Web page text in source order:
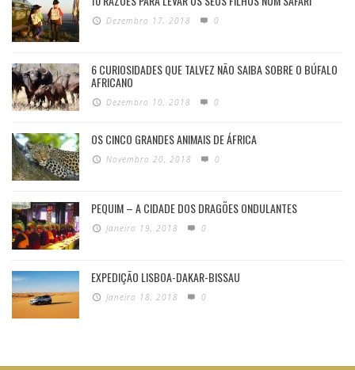
Dezembro 17, 2018 0
6 CURIOSIDADES QUE TALVEZ NÃO SAIBA SOBRE O BÚFALO
AFRICANO
Dezembro 10, 2018 0
OS CINCO GRANDES ANIMAIS DE ÁFRICA
Novembro 20, 2018 0
PEQUIM – A CIDADE DOS DRAGÕES ONDULANTES
Janeiro 19, 2018 0
EXPEDIÇÃO LISBOA-DAKAR-BISSAU
Janeiro 18, 2018 0